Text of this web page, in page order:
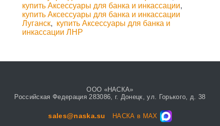
купить Аксессуары для банка и инкассации,
купить Аксессуары для банка и инкассации
Луганск, купить Аксессуары для банка и
инкассации ЛНР
ООО «НАСКА»
Российская Федерация 283086, г. Донецк, ул. Горького, д. 38
sales@naska.su
НАСКА в MAX